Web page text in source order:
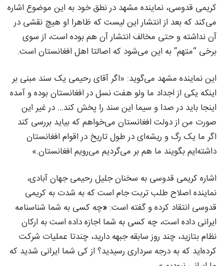
کریمی قدوسی، نماینده مشهد در نطق خود به این موضوع اشاره
می‌کند که بعد از انتشار این لیست که ظاهرا او هیچ نقشی در
آن نداشته و حتی مخالف انتشار آن هم بوده است، از سوی
برخی “متهم” به این می‌شود که اصالتا اهل افغانستان است.
این نماینده مشهد می‌گوید: «اگر آقای رحیمی یک سند مبنی بر
اینکه یکی از اجداد ما ولو هفت نسل در افغانستان بوده و آمده
اینجا باید در صدا و سیما این سند را پخش کند… در غیر این
صورت من از دولت افغانستان می‌خواهم که بیاید بررسی کند
اگر ما یک رگ و ریشه‌ای در طول تاریخ در اقوام افغانستان
داشته‌ایم بگویند ما هم بر می‌گردیم می‌رویم افغانستان.»
اشاره کریمی قدوسی به سخنان جلیل رحیمی جهان آبادی،
نماینده اصلاح طلب تربت جام است که به شدت به کریمی
قدوسی انتقاد کرده و گفته است: «چه کسی به شما شناسنامه
ایرانی داده است، چه کسی به شما اجازه داده است به ارکان
نظام بتازید، چند روز سابقه جبهه دارید، چندتا عملیات شرکت
کرده‌اید که به درجه سرداری رسیدید؟ از کی شما ایرانی شدید که